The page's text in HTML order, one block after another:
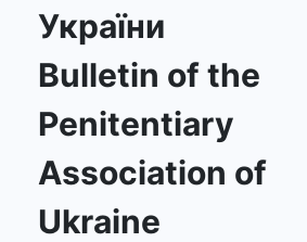
України
Bulletin of the
Penitentiary
Association of
Ukraine